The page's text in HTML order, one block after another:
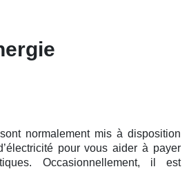
normalement mis à disposition
pour vous aider à payer
Occasionnellement, il est